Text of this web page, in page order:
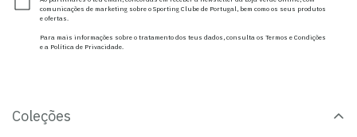
comunicações de marketing sobre o Sporting Clube de Portugal, bem como os seus produtos
e ofertas.
Para mais informações sobre o tratamento dos teus dados, consulta os Termos e Condições
e a Política de Privacidade.
Coleções